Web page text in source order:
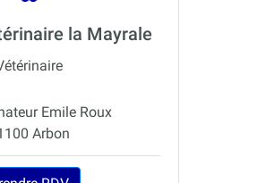
la Mayrale
Emile Roux
Arbon